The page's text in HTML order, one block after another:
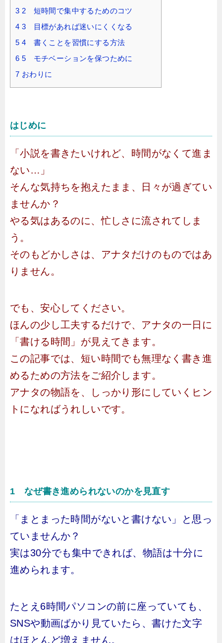
3 2 短時間で集中するためのコツ
4 3 目標があれば迷いにくくなる
5 4 書くことを習慣にする方法
6 5 モチベーションを保つために
7 おわりに
はじめに
「小説を書きたいけれど、時間がなくて進ま
ない…」
そんな気持ちを抱えたまま、日々が過ぎてい
ませんか？
やる気はあるのに、忙しさに流されてしま
う。
そのもどかしさは、アナタだけのものではあ
りません。
でも、安心してください。
ほんの少し工夫するだけで、アナタの一日に
「書ける時間」が見えてきます。
この記事では、短い時間でも無理なく書き進
めるための方法をご紹介します。
アナタの物語を、しっかり形にしていくヒン
トになればうれしいです。
1 なぜ書き進められないのかを見直す
「まとまった時間がないと書けない」と思っ
ていませんか？
実は30分でも集中できれば、物語は十分に
進められます。
たとえ6時間パソコンの前に座っていても、
SNSや動画ばかり見ていたら、書けた文字
はほとんど増えません。